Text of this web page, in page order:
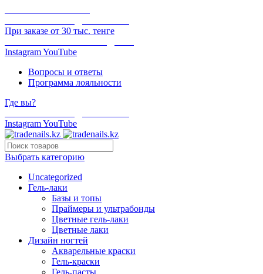
При заказе от 30 тыс. тенге
InstagramYouTube
Вопросы и ответы
Программа лояльности
Где вы?
InstagramYouTube
Выбрать категорию
Uncategorized
Гель-лаки
Базы и топы
Праймеры и ультрабонды
Цветные гель-лаки
Цветные лаки
Дизайн ногтей
Акварельные краски
Гель-краски
Гель-пасты